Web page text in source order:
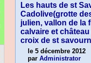
Les hauts de st
Cadolive(grotte
julien, vallon de la
calvaire et
croix de st
le 5 décembre 2012
par Administrator